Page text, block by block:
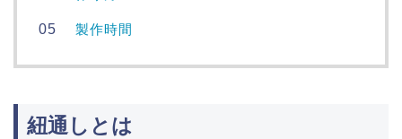
製作時間
紐通しとは